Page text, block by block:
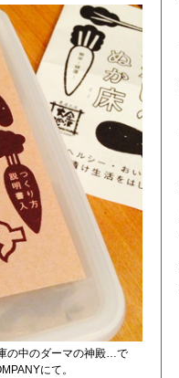
の中のダーマの神殿…で
にて。